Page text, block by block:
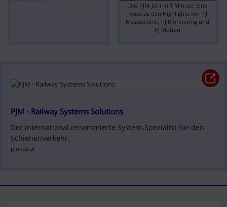
Das PJM-Jahr in 1 Minute. Eine
Reise zu den Highlights von PJ
Messtechnik, PJ Monitoring und
PJ Motion.
PJM - Railway Systems Solutions
Der international renommierte System-Spezialist für den
Schienenverkehr.
pjm.co.at